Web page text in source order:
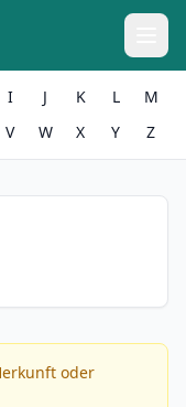
I J K L
M
V W X Y Z
oder